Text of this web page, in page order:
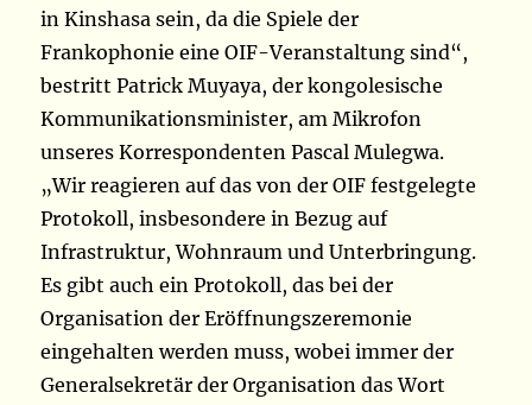
in Kinshasa sein, da die Spiele der
Frankophonie eine OIF-Veranstaltung sind“,
bestritt Patrick Muyaya, der kongolesische
Kommunikationsminister, am Mikrofon
unseres Korrespondenten Pascal Mulegwa.
„Wir reagieren auf das von der OIF festgelegte
Protokoll, insbesondere in Bezug auf
Infrastruktur, Wohnraum und Unterbringung.
Es gibt auch ein Protokoll, das bei der
Organisation der Eröffnungszeremonie
eingehalten werden muss, wobei immer der
Generalsekretär der Organisation das Wort